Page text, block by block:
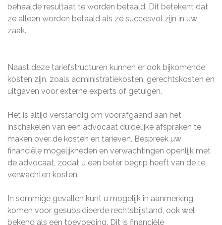
behaalde resultaat te worden betaald. Dit betekent dat
ze alleen worden betaald als ze succesvol zijn in uw
zaak.
Naast deze tariefstructuren kunnen er ook bijkomende
kosten zijn, zoals administratiekosten, gerechtskosten en
uitgaven voor externe experts of getuigen.
Het is altijd verstandig om voorafgaand aan het
inschakelen van een advocaat duidelijke afspraken te
maken over de kosten en tarieven. Bespreek uw
financiële mogelijkheden en verwachtingen openlijk met
de advocaat, zodat u een beter begrip heeft van de te
verwachten kosten.
In sommige gevallen kunt u mogelijk in aanmerking
komen voor gesubsidieerde rechtsbijstand, ook wel
bekend als een toevoeging. Dit is financiële